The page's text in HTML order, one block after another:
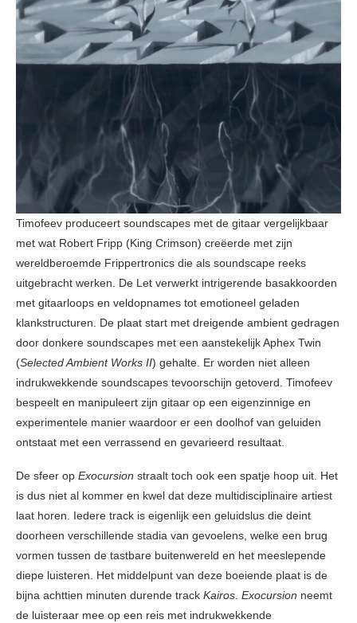
Timofeev produceert soundscapes met de gitaar vergelijkbaar
met wat Robert Fripp (King Crimson) creëerde met zijn
wereldberoemde Frippertronics die als soundscape reeks
uitgebracht werken. De Let verwerkt intrigerende basakkoorden
met gitaarloops en veldopnames tot emotioneel geladen
klankstructuren. De plaat start met dreigende ambient gedragen
door donkere soundscapes met een aanstekelijk Aphex Twin
(Selected Ambient Works II) gehalte. Er worden niet alleen
indrukwekkende soundscapes tevoorschijn getoverd. Timofeev
bespeelt en manipuleert zijn gitaar op een eigenzinnige en
experimentele manier waardoor er een doolhof van geluiden
ontstaat met een verrassend en gevarieerd resultaat.
De sfeer op Exocursion straalt toch ook een spatje hoop uit. Het
is dus niet al kommer en kwel dat deze multidisciplinaire artiest
laat horen. Iedere track is eigenlijk een geluidslus die deint
doorheen verschillende stadia van gevoelens, welke een brug
vormen tussen de tastbare buitenwereld en het meeslepende
diepe luisteren. Het middelpunt van deze boeiende plaat is de
bijna achttien minuten durende track Kairos. Exocursion neemt
de luisteraar mee op een reis met indrukwekkende